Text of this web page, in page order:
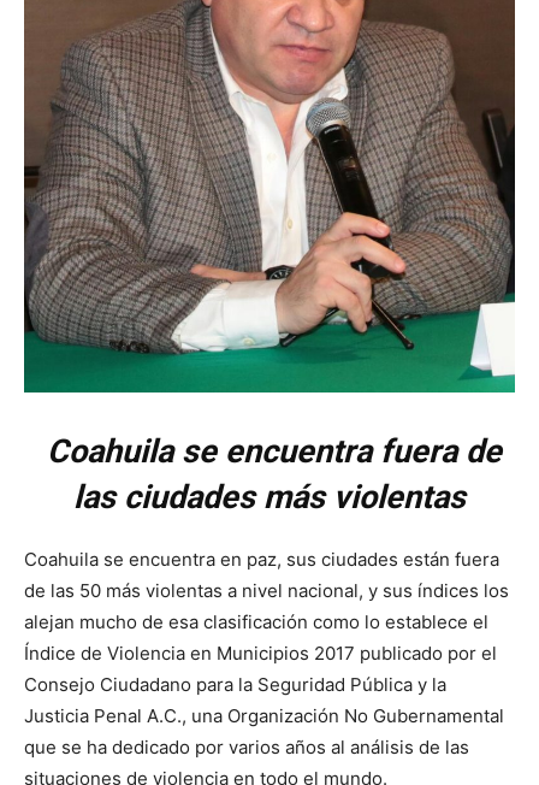
Coahuila se encuentra fuera de
las ciudades más violentas
Coahuila se encuentra en paz, sus ciudades están fuera
de las 50 más violentas a nivel nacional, y sus índices los
alejan mucho de esa clasificación como lo establece el
Índice de Violencia en Municipios 2017 publicado por el
Consejo Ciudadano para la Seguridad Pública y la
Justicia Penal A.C., una Organización No Gubernamental
que se ha dedicado por varios años al análisis de las
situaciones de violencia en todo el mundo.